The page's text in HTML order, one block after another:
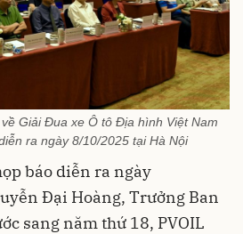
Giải Đua xe Ô tô Địa hình Việt Nam
ra ngày 8/10/2025 tại Hà Nội
báo diễn ra ngày
Đại Hoàng, Trưởng Ban
sang năm thứ 18, PVOIL